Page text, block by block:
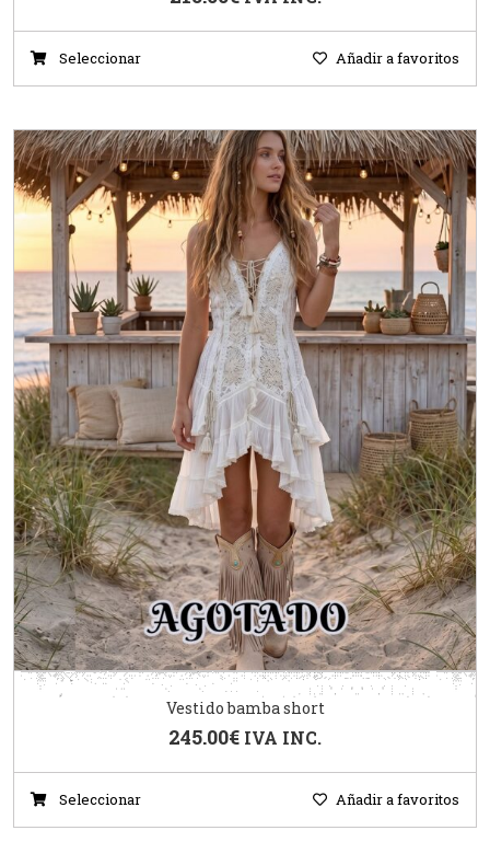
Seleccionar Añadir a favoritos
Vestido bamba short
245.00€ IVA INC.
Seleccionar Añadir a favoritos